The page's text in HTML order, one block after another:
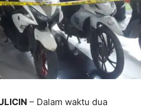
– Dalam waktu dua